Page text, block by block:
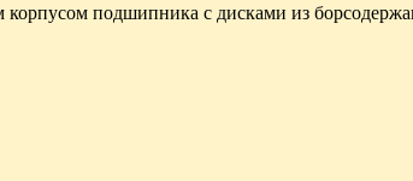
подшипника c дисками из